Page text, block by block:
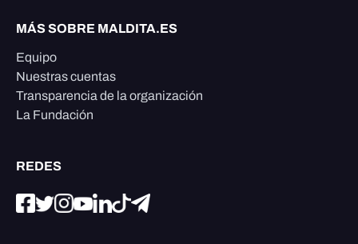
MÁS SOBRE MALDITA.ES
Equipo
Nuestras cuentas
Transparencia de la organización
La Fundación
REDES